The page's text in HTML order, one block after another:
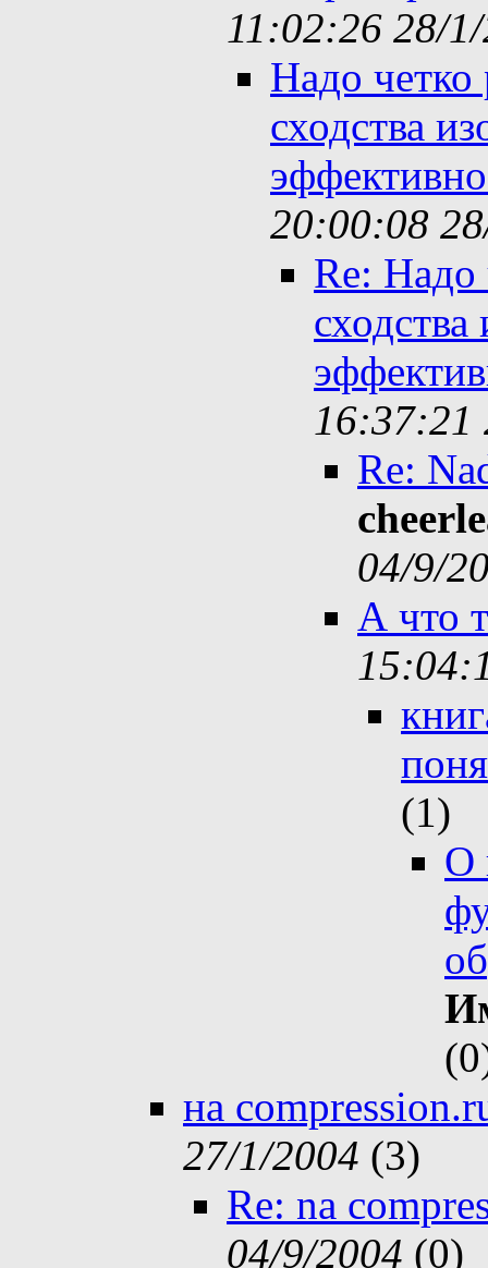
11:02:26 28/
Надо четко
сходства
20:00:08
Re: Надо
16:37:21
Re:
04/9/
А что
(1)
О
(
на
27/1/2004 (3)
Re: na
04/9/2004 (0)